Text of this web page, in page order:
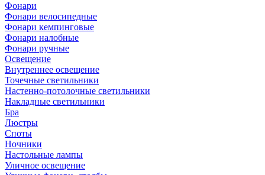
Фонари
Фонари велосипедные
Фонари кемпинговые
Фонари налобные
Фонари ручные
Освещение
Внутреннее освещение
Точечные светильники
Настенно-потолочные светильники
Накладные светильники
Бра
Люстры
Споты
Ночники
Настольные лампы
Уличное освещение